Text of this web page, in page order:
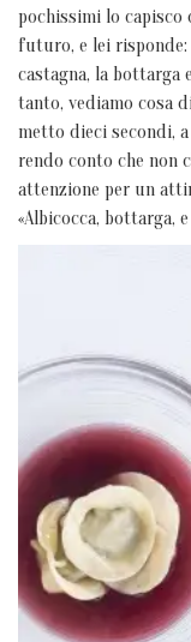
pochissimi lo capisco
futuro, e lei
castagna, la bottarga
tanto, vediamo cosa
metto dieci secondi,
rendo conto che non
attenzione per un
«Albicocca, bottarga,